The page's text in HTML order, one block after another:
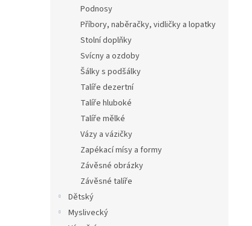
Podnosy
Příbory, naběračky, vidličky a lopatky
Stolní doplňky
Svícny a ozdoby
Šálky s podšálky
Talíře dezertní
Talíře hluboké
Talíře mělké
Vázy a vázičky
Zapékací mísy a formy
Závěsné obrázky
Závěsné talíře
Dětský
Myslivecký